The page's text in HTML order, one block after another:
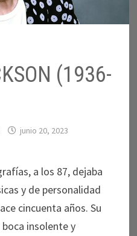
(1936-
junio 20, 2023
a los 87, dejaba
y de personalidad
cincuenta años. Su
insolente y